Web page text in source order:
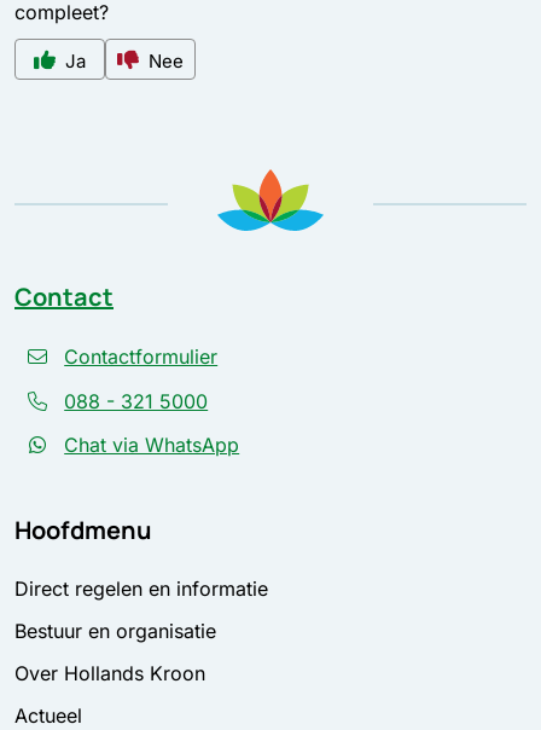
compleet?
Ja Nee
Contact
Contactformulier
088 - 321 5000
Chat via WhatsApp
Hoofdmenu
Direct regelen en informatie
Bestuur en organisatie
Over Hollands Kroon
Actueel